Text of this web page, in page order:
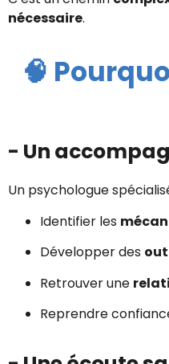
nécessaire.
🧠
- Un
Un psychologue
Identifier les
Développer des
Retrouver une
Reprendre